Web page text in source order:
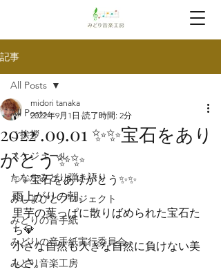
記事
All Posts
ご挨拶
スケジュール
たなかみどり弾き語り
みしまびとプロジェクト
みどりの音手紙
みどりの音手紙実行委員会
みどり音楽工房
All Posts
2022 .09.01 ✨✨宝石をあり
がとう✨✨
midori tanaka
2022年9月1日 読了時間: 2分
✨✨宝石をありがとう✨✨
雨上がりの朝。
里芋の葉っぱに散りばめられた宝石た
ち💎
小さな自然も大きな自然に負けない美
しさ。